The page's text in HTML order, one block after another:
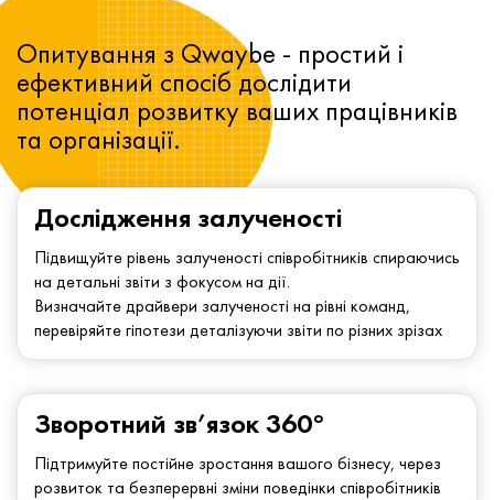
Дослідження залученості
Підвищуйте рівень залученості співробітників спираючись
на детальні звіти з фокусом на дії.
Визначайте драйвери залученості на рівні команд,
перевіряйте гіпотези деталізуючи звіти по різних зрізах
Зворотний зв’язок 360°
Підтримуйте постійне зростання вашого бізнесу, через
розвиток та безперервні зміни поведінки співробітників
Опитування з Qwaybe - простий і
ефективний спосіб дослідити
потенціал розвитку ваших працівників
та організації.